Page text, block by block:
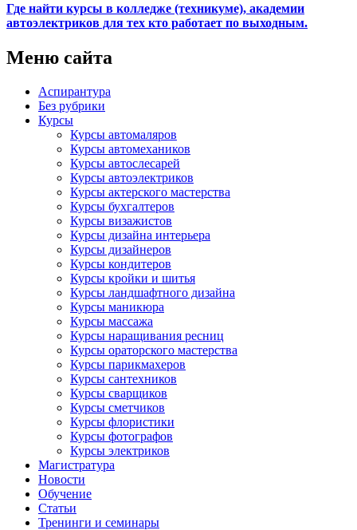
Где найти курсы в колледже (техникуме), академии
автоэлектриков для тех кто работает по выходным.
Меню сайта
Аспирантура
Без рубрики
Курсы
Курсы автомаляров
Курсы автомехаников
Курсы автослесарей
Курсы автоэлектриков
Курсы актерского мастерства
Курсы бухгалтеров
Курсы визажистов
Курсы дизайна интерьера
Курсы дизайнеров
Курсы кондитеров
Курсы кройки и шитья
Курсы ландшафтного дизайна
Курсы маникюра
Курсы массажа
Курсы наращивания ресниц
Курсы ораторского мастерства
Курсы парикмахеров
Курсы сантехников
Курсы сварщиков
Курсы сметчиков
Курсы флористики
Курсы фотографов
Курсы электриков
Магистратура
Новости
Обучение
Статьи
Тренинги и семинары